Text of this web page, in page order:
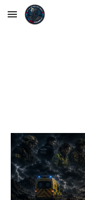
Skip to main content